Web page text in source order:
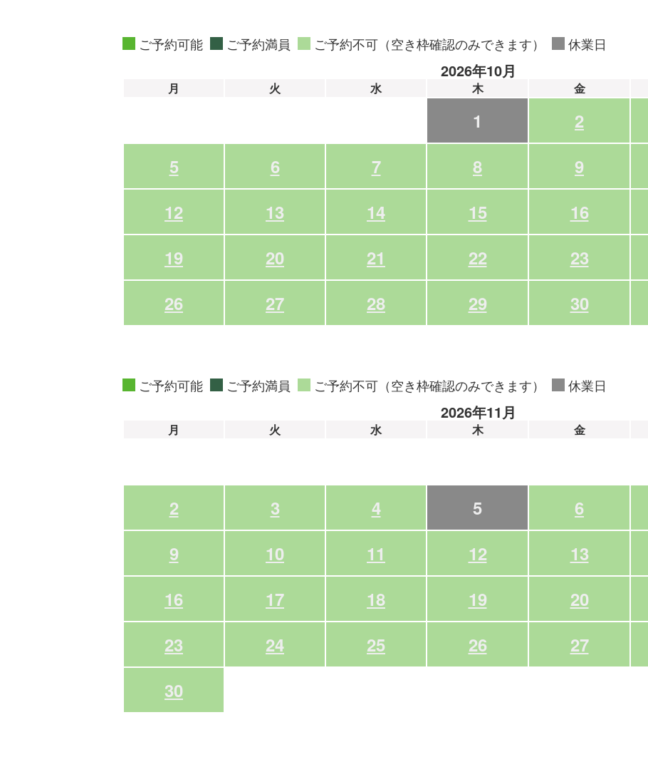
ご予約可能 ご予約満員 ご予約不可（空き枠確認のみできます） 休業日
2026年10月
月 火 水 木 金
1 2
5
6 7 8 9
12
13 14 15 16
19
20 21 22 23
26
27 28 29 30
ご予約可能 ご予約満員 ご予約不可（空き枠確認のみできます） 休業日
2026年11月
月 火 水 木 金
2
3 4 5 6
9
10 11 12 13
16
17 18 19 20
23
24 25 26 27
30